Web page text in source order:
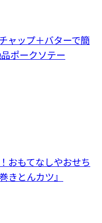
ャップ＋バターで簡
ポークソテー
おもてなしやおせち
きとんカツ』